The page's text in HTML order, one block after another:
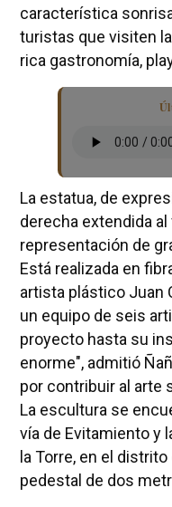
característica
turistas que visiten
rica gastronomía,
La estatua, de
derecha extendida
representación de
Está realizada en
artista plástico Juan
un equipo de seis
proyecto hasta su
enorme", admitió
por contribuir al arte
La escultura se
vía de Evitamiento y
la Torre, en el
pedestal de dos